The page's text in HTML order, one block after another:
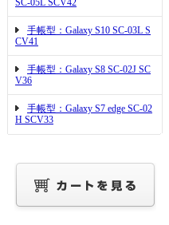
SC-05L SCV42
手帳型：Galaxy S10 SC-03L S
CV41
手帳型：Galaxy S8 SC-02J SC
V36
手帳型：Galaxy S7 edge SC-02
H SCV33